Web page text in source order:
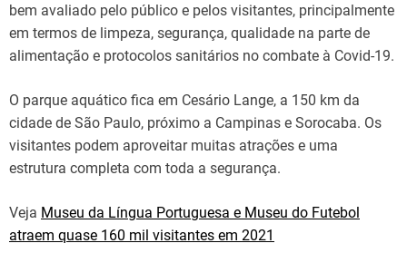
bem avaliado pelo público e pelos visitantes, principalmente
em termos de limpeza, segurança, qualidade na parte de
alimentação e protocolos sanitários no combate à Covid-19.
O parque aquático fica em Cesário Lange, a 150 km da
cidade de São Paulo, próximo a Campinas e Sorocaba. Os
visitantes podem aproveitar muitas atrações e uma
estrutura completa com toda a segurança.
Veja Museu da Língua Portuguesa e Museu do Futebol
atraem quase 160 mil visitantes em 2021